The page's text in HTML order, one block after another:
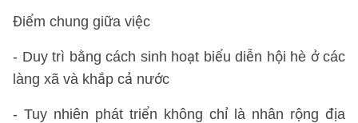
Điểm chung giữa việc
- Duy trì bằng cách sinh hoạt biểu diễn hội hè ở các
làng xã và khắp cả nước
- Tuy nhiên phát triển không chỉ là nhân rộng địa